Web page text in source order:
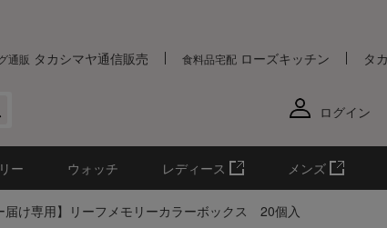
通販 タカシマヤ通信販売 食料品宅配 ローズキッチン タ
ログイン
ー ウォッチ レディース メンズ
届け専用】リーフメモリーカラーボックス 20個入